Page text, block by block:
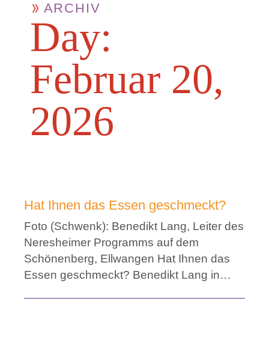
ARCHIV
Day:
Februar 20,
2026
Hat Ihnen das Essen geschmeckt?
Foto (Schwenk): Benedikt Lang, Leiter des
Neresheimer Programms auf dem
Schönenberg, Ellwangen Hat Ihnen das
Essen geschmeckt? Benedikt Lang in…